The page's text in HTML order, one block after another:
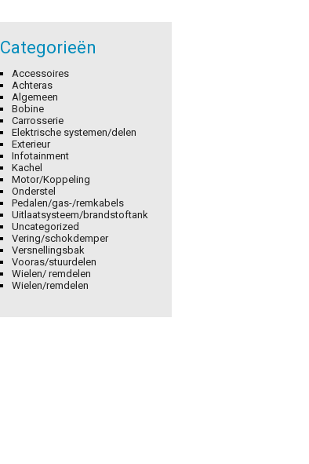
Categorieën
Accessoires
Achteras
Algemeen
Bobine
Carrosserie
Elektrische systemen/delen
Exterieur
Infotainment
Kachel
Motor/Koppeling
Onderstel
Pedalen/gas-/remkabels
Uitlaatsysteem/brandstoftank
Uncategorized
Vering/schokdemper
Versnellingsbak
Vooras/stuurdelen
Wielen/ remdelen
Wielen/remdelen